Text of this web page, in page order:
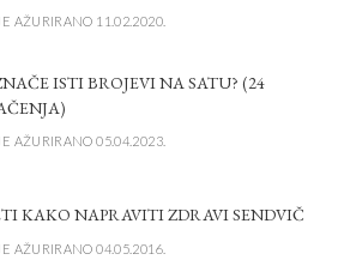
AŽURIRANO 11.02.2020.
ISTI BROJEVI NA SATU? (24
AŽURIRANO 05.04.2023.
KAKO NAPRAVITI ZDRAVI SENDVIČ
AŽURIRANO 04.05.2016.